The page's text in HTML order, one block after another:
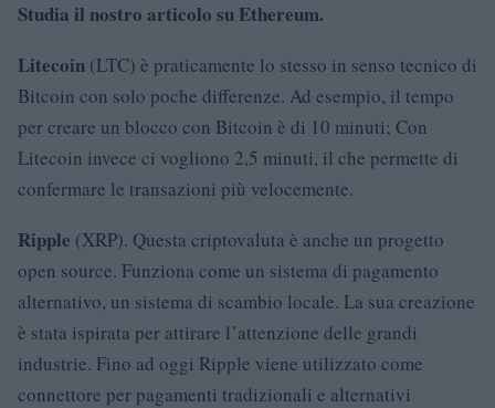
Studia il nostro articolo su Ethereum.
Litecoin (LTC) è praticamente lo stesso in senso tecnico di
Bitcoin con solo poche differenze. Ad esempio, il tempo
per creare un blocco con Bitcoin è di 10 minuti; Con
Litecoin invece ci vogliono 2,5 minuti, il che permette di
confermare le transazioni più velocemente.
Ripple (XRP). Questa criptovaluta è anche un progetto
open source. Funziona come un sistema di pagamento
alternativo, un sistema di scambio locale. La sua creazione
è stata ispirata per attirare l’attenzione delle grandi
industrie. Fino ad oggi Ripple viene utilizzato come
connettore per pagamenti tradizionali e alternativi